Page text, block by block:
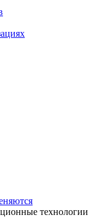
технологии